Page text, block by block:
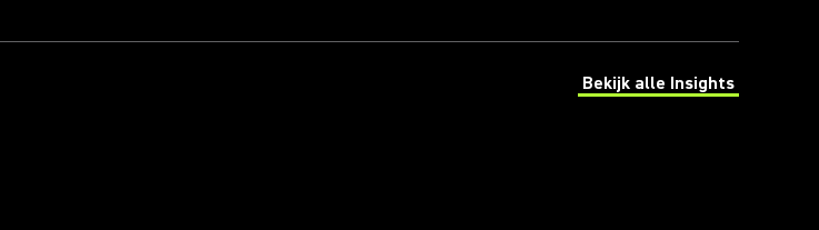
Bekijk alle Insights
(Opens in a new tab)